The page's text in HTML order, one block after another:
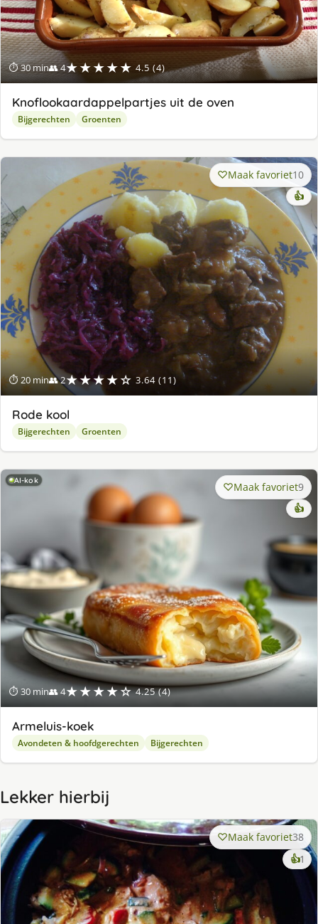
⏱ 30 min👥 4★★★★★ 4.5 (4)
Knoflookaardappelpartjes uit de oven
Bijgerechten Groenten
⏱ 20 min👥 2★★★★☆ 3.64 (11)
Maak favoriet10
👍
Rode kool
Bijgerechten Groenten
AI-kok
⏱ 30 min👥 4★★★★☆ 4.25 (4)
Maak favoriet9
👍
Armeluis-koek
Avondeten & hoofdgerechten Bijgerechten
Lekker hierbij
Maak favoriet38
👍1